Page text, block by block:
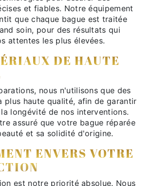
et fiables. Notre équipement
que chaque bague est traitée
soin, pour des résultats qui
attentes les plus élevées.
DE HAUTE
nous n'utilisons que des
plus haute qualité, afin de garantir
longévité de nos interventions.
assuré que votre bague réparée
et sa solidité d'origine.
ENVERS VOTRE
est notre priorité absolue. Nous